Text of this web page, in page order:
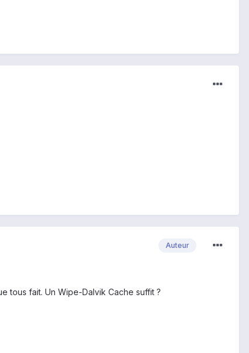
Auteur
tous fait. Un Wipe-Dalvik Cache suffit ?